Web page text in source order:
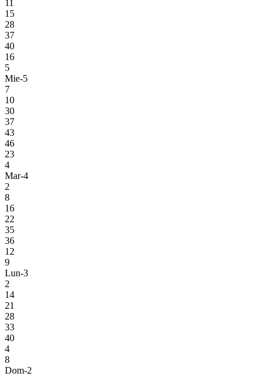
11
15
28
37
40
16
5
Mie-5
7
10
30
37
43
46
23
4
Mar-4
2
8
16
22
35
36
12
9
Lun-3
2
14
21
28
33
40
4
8
Dom-2